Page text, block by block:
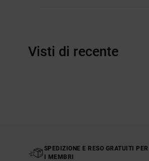
Visti di recente
SPEDIZIONE E RESO GRATUITI PER
I MEMBRI